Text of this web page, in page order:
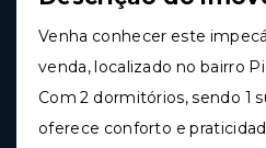
Venha conhecer este
venda, localizado no bairro
Com 2 dormitórios, sendo 1
oferece conforto e